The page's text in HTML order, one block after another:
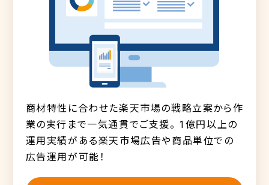
商材特性に合わせた楽天市場の戦略立案から作
業の実行まで一気通貫でご支援。 1億円以上の
運用実績がある楽天市場広告や商品単位での
広告運用が可能！